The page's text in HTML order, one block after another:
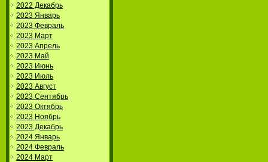
2022 Декабрь
2023 Январь
2023 Февраль
2023 Март
2023 Апрель
2023 Май
2023 Июнь
2023 Июль
2023 Август
2023 Сентябрь
2023 Октябрь
2023 Ноябрь
2023 Декабрь
2024 Январь
2024 Февраль
2024 Март